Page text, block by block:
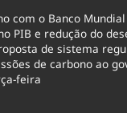
com o Banco
PIB e redução do
de sistema
de carbono ao
feira